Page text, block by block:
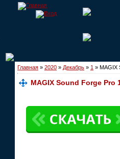
Главная » 2020 » Декабрь » 1 » MAGIX
MAGIX Sound Forge Pro